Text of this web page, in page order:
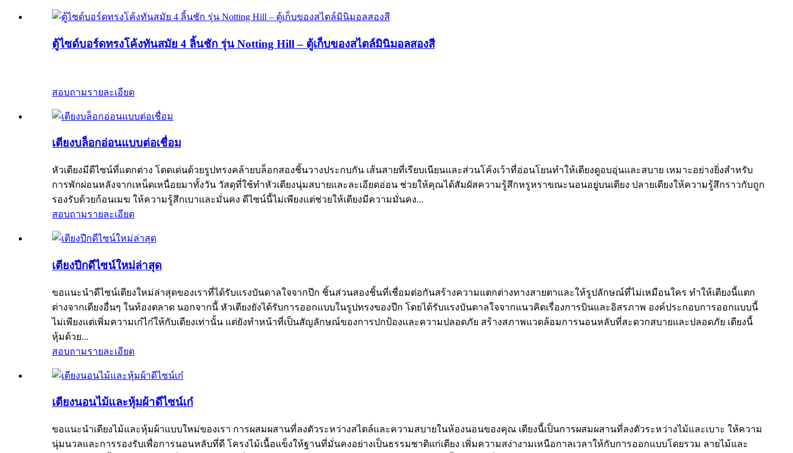
ตู้ไซด์บอร์ดทรงโค้งทันสมัย ​​4 ลิ้นชัก รุ่น Notting Hill – ตู้เก็บของสไตล์มินิมอลสองสี
สอบถามรายละเอียด
เตียงบล็อกอ่อนแบบต่อเชื่อม
หัวเตียงมีดีไซน์ที่แตกต่าง โดดเด่นด้วยรูปทรงคล้ายบล็อกสองชิ้นวางประกบกัน เส้นสายที่เรียบเนียนและส่วนโค้งเว้าที่อ่อนโยนทำให้เตียงดูอบอุ่นและสบาย เหมาะอย่างยิ่งสำหรับ
การพักผ่อนหลังจากเหน็ดเหนื่อยมาทั้งวัน วัสดุที่ใช้ทำหัวเตียงนุ่มสบายและละเอียดอ่อน ช่วยให้คุณได้สัมผัสความรู้สึกหรูหราขณะนอนอยู่บนเตียง ปลายเตียงให้ความรู้สึกราวกับถูก
รองรับด้วยก้อนเมฆ ให้ความรู้สึกเบาและมั่นคง ดีไซน์นี้ไม่เพียงแต่ช่วยให้เตียงมีความมั่นคง...
สอบถามรายละเอียด
เตียงปีกดีไซน์ใหม่ล่าสุด
ขอแนะนำดีไซน์เตียงใหม่ล่าสุดของเราที่ได้รับแรงบันดาลใจจากปีก ชิ้นส่วนสองชิ้นที่เชื่อมต่อกันสร้างความแตกต่างทางสายตาและให้รูปลักษณ์ที่ไม่เหมือนใคร ทำให้เตียงนี้แตก
ต่างจากเตียงอื่นๆ ในท้องตลาด นอกจากนี้ หัวเตียงยังได้รับการออกแบบในรูปทรงของปีก โดยได้รับแรงบันดาลใจจากแนวคิดเรื่องการบินและอิสรภาพ องค์ประกอบการออกแบบนี้
ไม่เพียงแต่เพิ่มความเก๋ไก๋ให้กับเตียงเท่านั้น แต่ยังทำหน้าที่เป็นสัญลักษณ์ของการปกป้องและความปลอดภัย สร้างสภาพแวดล้อมการนอนหลับที่สะดวกสบายและปลอดภัย เตียงนี้
หุ้มด้วย...
สอบถามรายละเอียด
เตียงนอนไม้และหุ้มผ้าดีไซน์เก๋
ขอแนะนำเตียงไม้และหุ้มผ้าแบบใหม่ของเรา การผสมผสานที่ลงตัวระหว่างสไตล์และความสบายในห้องนอนของคุณ เตียงนี้เป็นการผสมผสานที่ลงตัวระหว่างไม้และเบาะ ให้ความ
นุ่มนวลและการรองรับเพื่อการนอนหลับที่ดี โครงไม้เนื้อแข็งให้ฐานที่มั่นคงอย่างเป็นธรรมชาติแก่เตียง เพิ่มความสง่างามเหนือกาลเวลาให้กับการออกแบบโดยรวม ลายไม้และ